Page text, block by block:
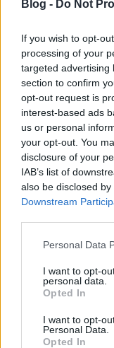
Blog - Do Not
If you wish to opt-
processing of your
targeted advertising
section to confirm
opt-out request is
interest-based ads
us or personal
your opt-out. You
disclosure of your
IAB’s list of
also be disclosed
Downstream
Please note that
not limited to your
grant or deny
use your data for
consent section.
Personal Data
I want to opt-
personal data.
Opted In
I want to opt-
Personal Data.
Opted In
és Valentinyi
Hocza István,
Sándor, Susányi
Hajózási
Varga János,
Hadihajós Ezred
mintegy száz
kort (és ahol
bemutató - Dr.
nagyméretű,
egyetemes
kiállítás-
Újpest-Központ